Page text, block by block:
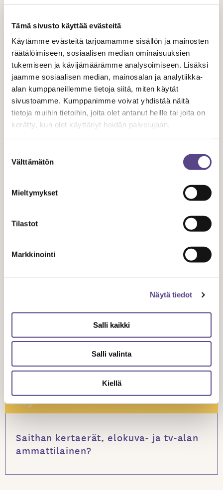
Tämä sivusto käyttää evästeitä
Käytämme evästeitä tarjoamamme sisällön ja mainosten
räätälöimiseen, sosiaalisen median ominaisuuksien
tukemiseen ja kävijämäärämme analysoimiseen. Lisäksi
jaamme sosiaalisen median, mainosalan ja analytiikka-
alan kumppaneillemme tietoja siitä, miten käytät
sivustoamme. Kumppanimme voivat yhdistää näitä
tietoja muihin tietoihin, joita olet antanut heille tai joita on
kerätty, kun olet käyttänyt heidän palvelujaan.
valinta
Välttämätön
Mieltymykset
Tilastot
Markkinointi
Näytä tiedot
Salli kaikki
Salli valinta
Kiellä
Aiheeseen liittyvät artikkelit
UUTISET
Mikä on kokonaistyöaikasopimus?
UUTISET
5.9.
Saithan kertaerät, elokuva- ja tv-alan
ammattilainen?